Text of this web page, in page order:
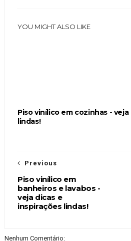
YOU MIGHT ALSO LIKE
Piso vinílico em cozinhas -
lindas!
Previous
Piso vinílico em
banheiros e lavabos -
veja dicas e
inspirações lindas!
Nenhum Comentário: